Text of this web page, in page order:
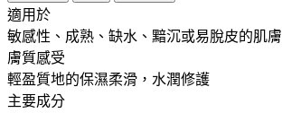
適用於 ​ ​
敏感性、成熟、缺水、黯沉或易脫皮的肌膚
膚質感受 ​
輕盈質地的保濕柔滑，水潤修護
主要成分 ​